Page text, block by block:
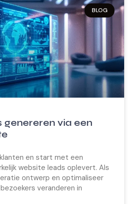
BLOG
genereren via een
en start met een
website leads oplevert. Als
ontwerp en optimaliseer
veranderen in